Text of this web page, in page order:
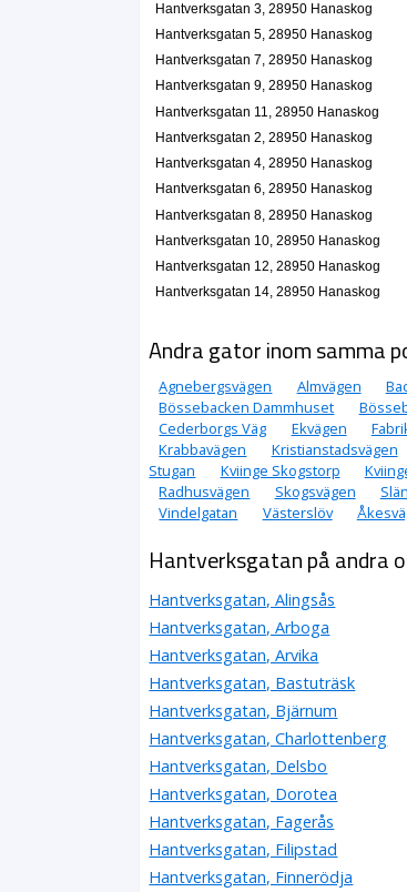
Hantverksgatan 3, 28950 Hanaskog
Hantverksgatan 5, 28950 Hanaskog
Hantverksgatan 7, 28950 Hanaskog
Hantverksgatan 9, 28950 Hanaskog
Hantverksgatan 11, 28950 Hanaskog
Hantverksgatan 2, 28950 Hanaskog
Hantverksgatan 4, 28950 Hanaskog
Hantverksgatan 6, 28950 Hanaskog
Hantverksgatan 8, 28950 Hanaskog
Hantverksgatan 10, 28950 Hanaskog
Hantverksgatan 12, 28950 Hanaskog
Hantverksgatan 14, 28950 Hanaskog
Andra gator inom samma
Agnebergsvägen Almvägen
Bössebacken Dammhuset
Cederborgs Väg
Ekvägen
Krabbavägen
Kristianstadsvägen
Stugan
Kviinge Skogstorp
Radhusvägen
Skogsvägen
Vindelgatan
Västerslöv
Hantverksgatan på andra
Hantverksgatan, Alingsås
Hantverksgatan, Arboga
Hantverksgatan, Arvika
Hantverksgatan, Bastuträsk
Hantverksgatan, Bjärnum
Hantverksgatan, Charlottenberg
Hantverksgatan, Delsbo
Hantverksgatan, Dorotea
Hantverksgatan, Fagerås
Hantverksgatan, Filipstad
Hantverksgatan, Finnerödja